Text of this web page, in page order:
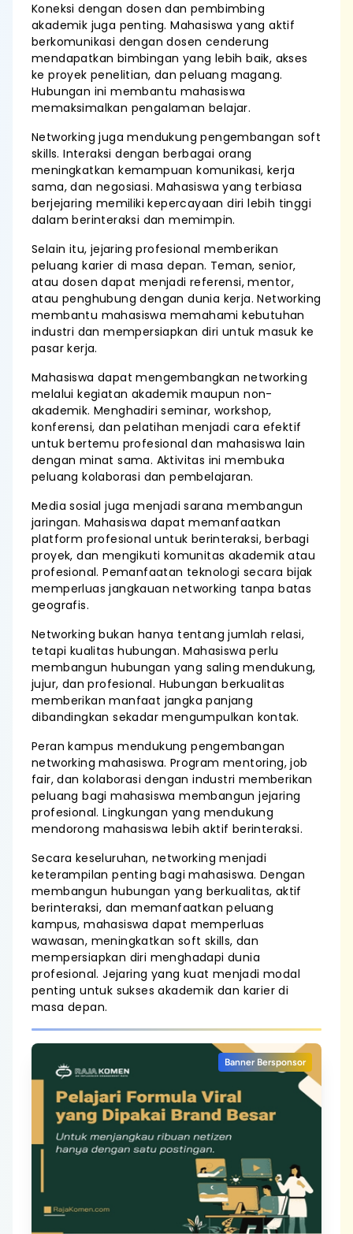
Koneksi dengan dosen dan pembimbing
akademik juga penting. Mahasiswa yang aktif
berkomunikasi dengan dosen cenderung
mendapatkan bimbingan yang lebih baik, akses
ke proyek penelitian, dan peluang magang.
Hubungan ini membantu mahasiswa
memaksimalkan pengalaman belajar.
Networking juga mendukung pengembangan soft
skills. Interaksi dengan berbagai orang
meningkatkan kemampuan komunikasi, kerja
sama, dan negosiasi. Mahasiswa yang terbiasa
berjejaring memiliki kepercayaan diri lebih tinggi
dalam berinteraksi dan memimpin.
Selain itu, jejaring profesional memberikan
peluang karier di masa depan. Teman, senior,
atau dosen dapat menjadi referensi, mentor,
atau penghubung dengan dunia kerja. Networking
membantu mahasiswa memahami kebutuhan
industri dan mempersiapkan diri untuk masuk ke
pasar kerja.
Mahasiswa dapat mengembangkan networking
melalui kegiatan akademik maupun non-
akademik. Menghadiri seminar, workshop,
konferensi, dan pelatihan menjadi cara efektif
untuk bertemu profesional dan mahasiswa lain
dengan minat sama. Aktivitas ini membuka
peluang kolaborasi dan pembelajaran.
Media sosial juga menjadi sarana membangun
jaringan. Mahasiswa dapat memanfaatkan
platform profesional untuk berinteraksi, berbagi
proyek, dan mengikuti komunitas akademik atau
profesional. Pemanfaatan teknologi secara bijak
memperluas jangkauan networking tanpa batas
geografis.
Networking bukan hanya tentang jumlah relasi,
tetapi kualitas hubungan. Mahasiswa perlu
membangun hubungan yang saling mendukung,
jujur, dan profesional. Hubungan berkualitas
memberikan manfaat jangka panjang
dibandingkan sekadar mengumpulkan kontak.
Peran kampus mendukung pengembangan
networking mahasiswa. Program mentoring, job
fair, dan kolaborasi dengan industri memberikan
peluang bagi mahasiswa membangun jejaring
profesional. Lingkungan yang mendukung
mendorong mahasiswa lebih aktif berinteraksi.
Secara keseluruhan, networking menjadi
keterampilan penting bagi mahasiswa. Dengan
membangun hubungan yang berkualitas, aktif
berinteraksi, dan memanfaatkan peluang
kampus, mahasiswa dapat memperluas
wawasan, meningkatkan soft skills, dan
mempersiapkan diri menghadapi dunia
profesional. Jejaring yang kuat menjadi modal
penting untuk sukses akademik dan karier di
masa depan.
Banner Bersponsor